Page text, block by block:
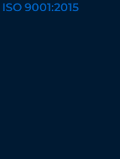
ISO 9001:2015